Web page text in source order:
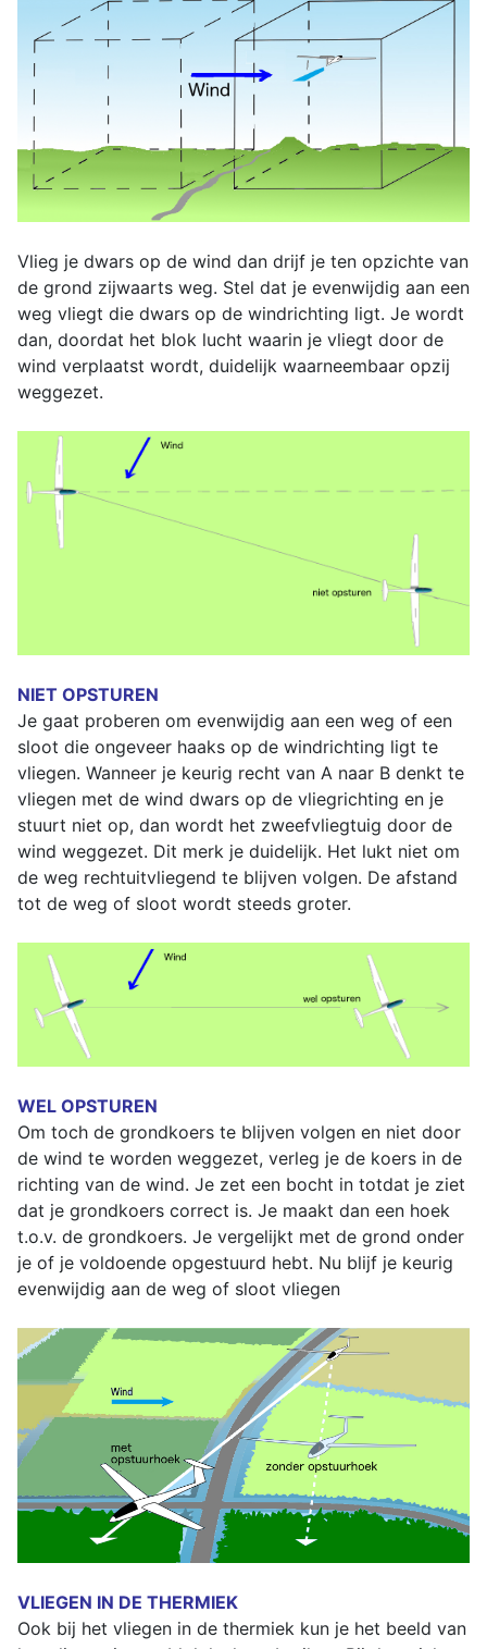
Vlieg je dwars op de wind dan drijf je ten opzichte van
de grond zijwaarts weg. Stel dat je evenwijdig aan een
weg vliegt die dwars op de windrichting ligt. Je wordt
dan, doordat het blok lucht waarin je vliegt door de
wind verplaatst wordt, duidelijk waarneembaar opzij
weggezet.
NIET OPSTUREN
Je gaat proberen om evenwijdig aan een weg of een
sloot die ongeveer haaks op de windrichting ligt te
vliegen. Wanneer je keurig recht van A naar B denkt te
vliegen met de wind dwars op de vliegrichting en je
stuurt niet op, dan wordt het zweefvliegtuig door de
wind weggezet. Dit merk je duidelijk. Het lukt niet om
de weg rechtuitvliegend te blijven volgen. De afstand
tot de weg of sloot wordt steeds groter.
WEL OPSTUREN
Om toch de grondkoers te blijven volgen en niet door
de wind te worden weggezet, verleg je de koers in de
richting van de wind. Je zet een bocht in totdat je ziet
dat je grondkoers correct is. Je maakt dan een hoek
t.o.v. de grondkoers. Je vergelijkt met de grond onder
je of je voldoende opgestuurd hebt. Nu blijf je keurig
evenwijdig aan de weg of sloot vliegen
VLIEGEN IN DE THERMIEK
Ook bij het vliegen in de thermiek kun je het beeld van